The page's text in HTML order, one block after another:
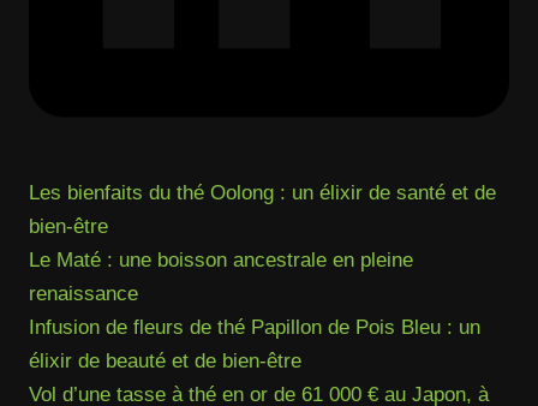
Les bienfaits du thé Oolong : un élixir de santé et de
bien-être
Le Maté : une boisson ancestrale en pleine
renaissance
Infusion de fleurs de thé Papillon de Pois Bleu : un
élixir de beauté et de bien-être
Vol d’une tasse à thé en or de 61 000 € au Japon, à